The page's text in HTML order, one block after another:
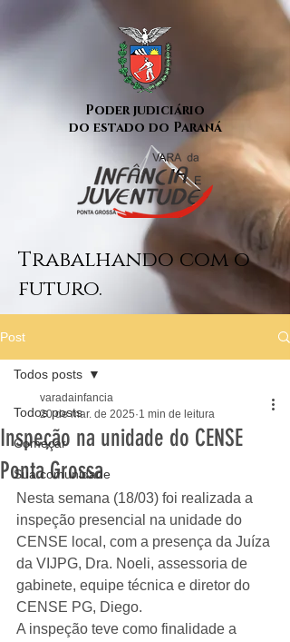
Poder judiciário
do estado do Paraná
Trabalhando com o
futuro.
Post
Todos posts
Começar
Sua comunidade
Todos posts
Inspeção na unidade do CENSE
Ponta Grossa
varadainfancia
20 de mar. de 2025 1 min de leitura
Nesta semana (18/03) foi realizada a
inspeção presencial na unidade do
CENSE local, com a presença da Juíza
da VIJPG, Dra. Noeli, assessoria de
gabinete, equipe técnica e diretor do
CENSE PG, Diego.
A inspeção teve como finalidade a